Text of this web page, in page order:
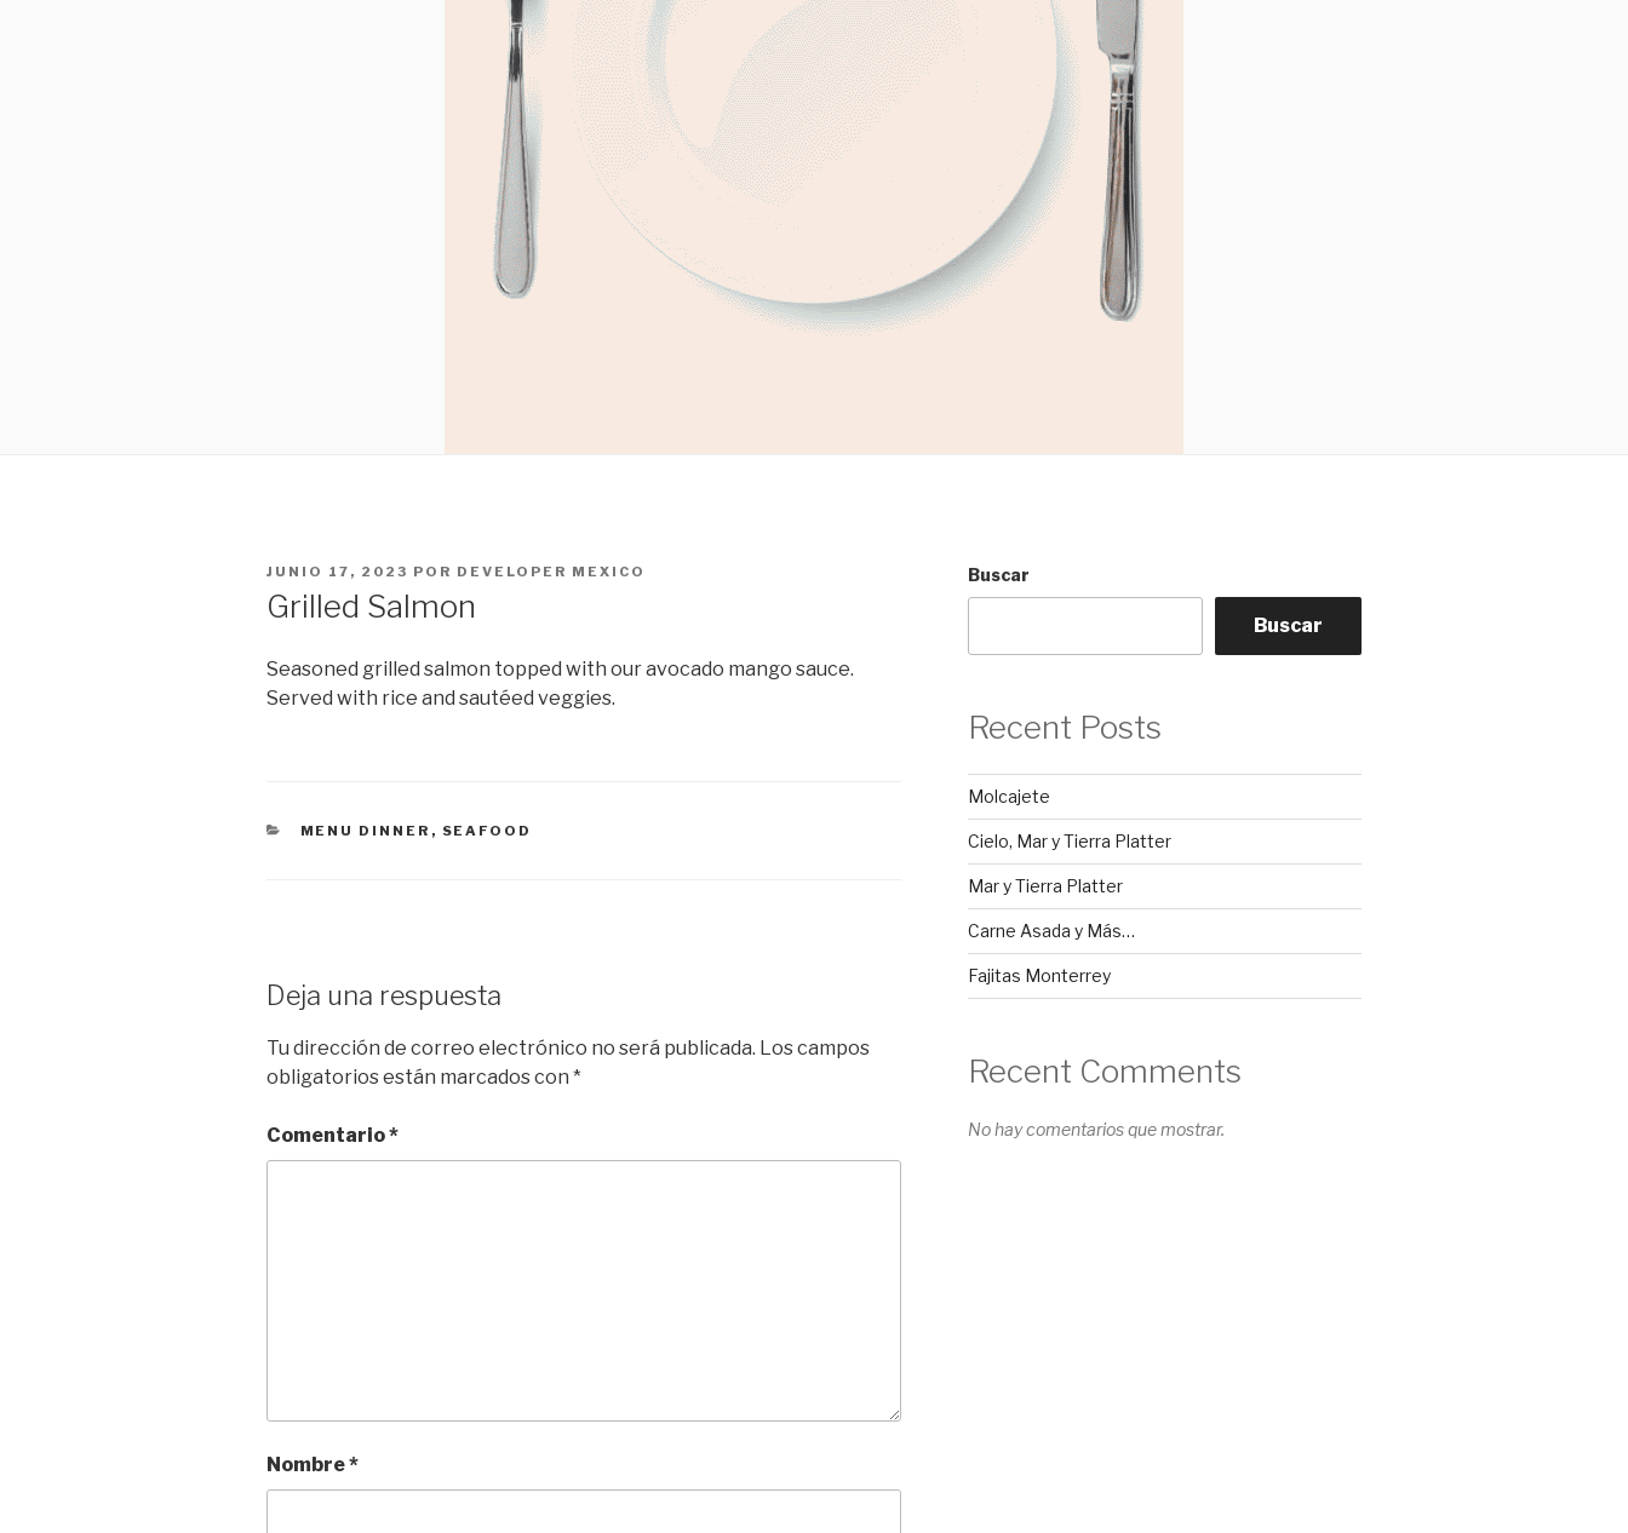
PUBLICADO
JUNIO 17, 2023 POR DEVELOPER MEXICO
Grilled Salmon
Seasoned grilled salmon topped with our avocado mango sauce.
Served with rice and sautéed veggies.
CATEGORÍAS
MENU DINNER , SEAFOOD
Deja una respuesta
Tu dirección de correo electrónico no será publicada. Los campos
obligatorios están marcados con *
Comentario*
Nombre*
Buscar
Buscar
Recent Posts
Molcajete
Cielo, Mar y Tierra Platter
Mar y Tierra Platter
Carne Asada y Más…
Fajitas Monterrey
Recent Comments
No hay comentarios que mostrar.